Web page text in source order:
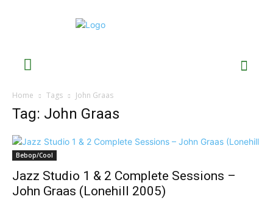
Home Tags John Graas
Tag: John Graas
Bebop/Cool
Jazz Studio 1 & 2 Complete Sessions –
John Graas (Lonehill 2005)